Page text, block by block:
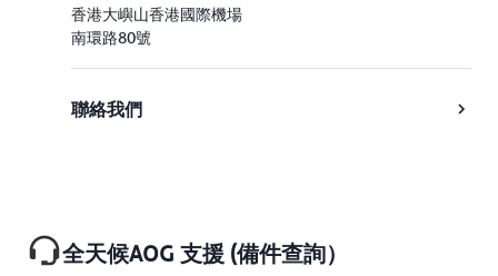
香港大嶼山香港國際機場
南環路80號
聯絡我們
全天候AOG 支援 (備件查詢）